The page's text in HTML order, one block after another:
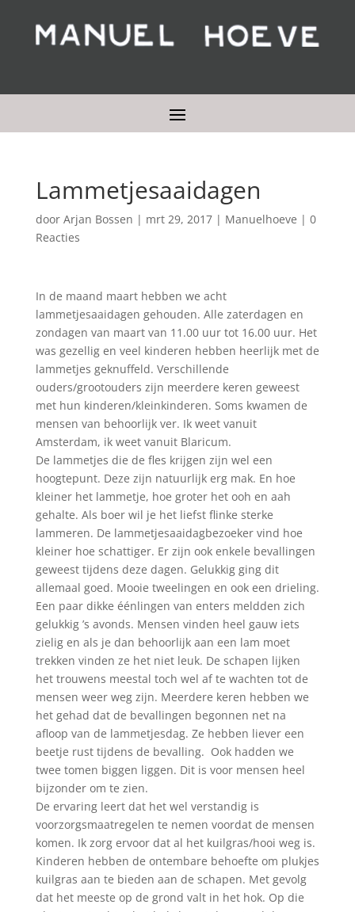
Lammetjesaaidagen
door Arjan Bossen | mrt 29, 2017| Manuelhoeve | 0
Reacties
In de maand maart hebben we acht
lammetjesaaidagen gehouden. Alle zaterdagen en
zondagen van maart van 11.00 uur tot 16.00 uur. Het
was gezellig en veel kinderen hebben heerlijk met de
lammetjes geknuffeld. Verschillende
ouders/grootouders zijn meerdere keren geweest
met hun kinderen/kleinkinderen. Soms kwamen de
mensen van behoorlijk ver. Ik weet vanuit
Amsterdam, ik weet vanuit Blaricum.
De lammetjes die de fles krijgen zijn wel een
hoogtepunt. Deze zijn natuurlijk erg mak. En hoe
kleiner het lammetje, hoe groter het ooh en aah
gehalte. Als boer wil je het liefst flinke sterke
lammeren. De lammetjesaaidagbezoeker vind hoe
kleiner hoe schattiger. Er zijn ook enkele bevallingen
geweest tijdens deze dagen. Gelukkig ging dit
allemaal goed. Mooie tweelingen en ook een drieling.
Een paar dikke éénlingen van enters meldden zich
gelukkig ’s avonds. Mensen vinden heel gauw iets
zielig en als je dan behoorlijk aan een lam moet
trekken vinden ze het niet leuk. De schapen lijken
het trouwens meestal toch wel af te wachten tot de
mensen weer weg zijn. Meerdere keren hebben we
het gehad dat de bevallingen begonnen net na
afloop van de lammetjesdag. Ze hebben liever een
beetje rust tijdens de bevalling. Ook hadden we
twee tomen biggen liggen. Dit is voor mensen heel
bijzonder om te zien.
De ervaring leert dat het wel verstandig is
voorzorgsmaatregelen te nemen voordat de mensen
komen. Ik zorg ervoor dat al het kuilgras/hooi weg is.
Kinderen hebben de ontembare behoefte om plukjes
kuilgras aan te bieden aan de schapen. Met gevolg
dat het meeste op de grond valt in het hok. Op die